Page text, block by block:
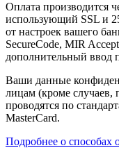
Оплата производится
использующий SSL и
от настроек вашего
SecureCode, MIR
дополнительный ввод
Ваши данные
лицам (кроме случаев,
проводятся по
MasterCard.
Подробнее о способах